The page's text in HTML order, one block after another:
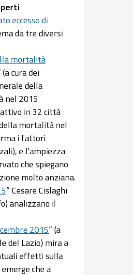
eccesso di
da tre diversi
mortalità
(a cura dei
della
nel 2015
in 32 città
mortalità nel
i fattori
e l’ampiezza
che spiegano
molto anziana.
” Cesare Cislaghi
analizzano il
2015” (a
del Lazio) mira a
effetti sulla
che a